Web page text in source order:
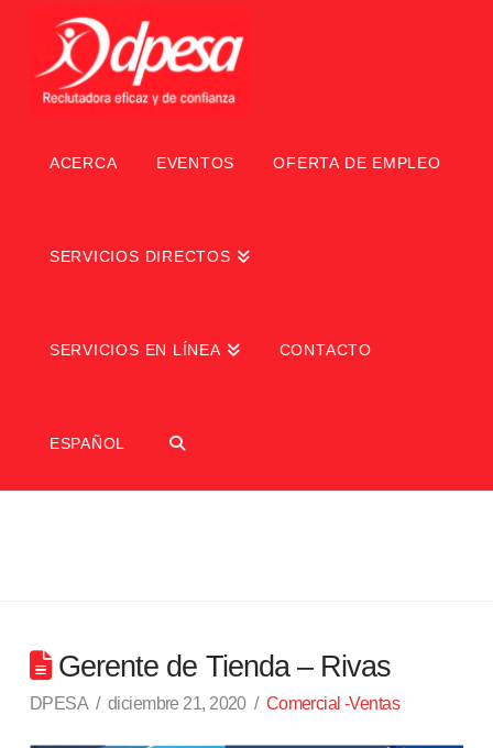
ACERCA EVENTOS OFERTA DE EMPLEO
SERVICIOS DIRECTOS
SERVICIOS EN LÍNEA CONTACTO
ESPAÑOL
Gerente de Tienda – Rivas
DPESA diciembre 21, 2020 Comercial -Ventas